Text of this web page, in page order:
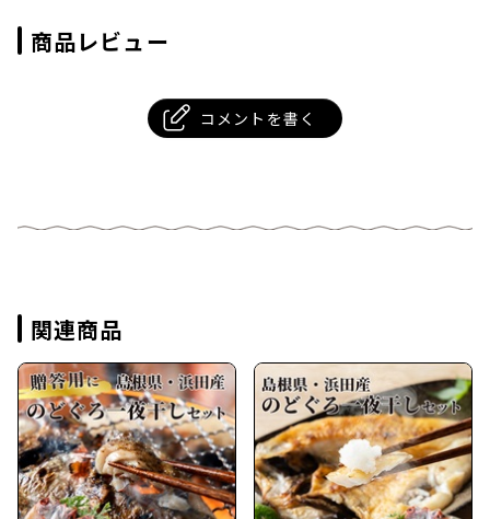
商品レビュー
コメントを書く
関連商品